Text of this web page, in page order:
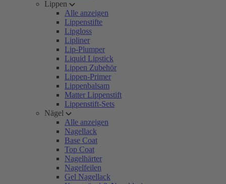
Lippen
Alle anzeigen
Lippenstifte
Lipgloss
Lipliner
Lip-Plumper
Liquid Lipstick
Lippen Zubehör
Lippen-Primer
Lippenbalsam
Matter Lippenstift
Lippenstift-Sets
Nägel
Alle anzeigen
Nagellack
Base Coat
Top Coat
Nagelhärter
Nagelfeilen
Gel Nagellack